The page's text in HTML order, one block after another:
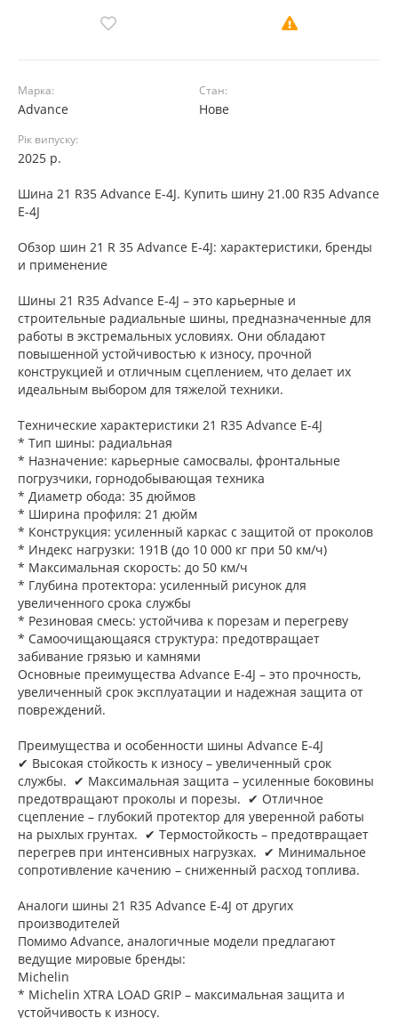
Марка:
Advance
Стан:
Нове
Рік випуску:
2025 р.
Шина 21 R35 Advance E-4J. Купить шину 21.00 R35 Advance
E-4J
Обзор шин 21 R 35 Advance E-4J: характеристики, бренды
и применение
Шины 21 R35 Advance E-4J – это карьерные и
строительные радиальные шины, предназначенные для
работы в экстремальных условиях. Они обладают
повышенной устойчивостью к износу, прочной
конструкцией и отличным сцеплением, что делает их
идеальным выбором для тяжелой техники.
Технические характеристики 21 R35 Advance E-4J
* Тип шины: радиальная
* Назначение: карьерные самосвалы, фронтальные
погрузчики, горнодобывающая техника
* Диаметр обода: 35 дюймов
* Ширина профиля: 21 дюйм
* Конструкция: усиленный каркас с защитой от проколов
* Индекс нагрузки: 191B (до 10 000 кг при 50 км/ч)
* Максимальная скорость: до 50 км/ч
* Глубина протектора: усиленный рисунок для
увеличенного срока службы
* Резиновая смесь: устойчива к порезам и перегреву
* Самоочищающаяся структура: предотвращает
забивание грязью и камнями
Основные преимущества Advance E-4J – это прочность,
увеличенный срок эксплуатации и надежная защита от
повреждений.
Преимущества и особенности шины Advance E-4J
✔ Высокая стойкость к износу – увеличенный срок
службы. ✔ Максимальная защита – усиленные боковины
предотвращают проколы и порезы. ✔ Отличное
сцепление – глубокий протектор для уверенной работы
на рыхлых грунтах. ✔ Термостойкость – предотвращает
перегрев при интенсивных нагрузках. ✔ Минимальное
сопротивление качению – сниженный расход топлива.
Аналоги шины 21 R35 Advance E-4J от других
производителей
Помимо Advance, аналогичные модели предлагают
ведущие мировые бренды:
Michelin
* Michelin XTRA LOAD GRIP – максимальная защита и
устойчивость к износу.